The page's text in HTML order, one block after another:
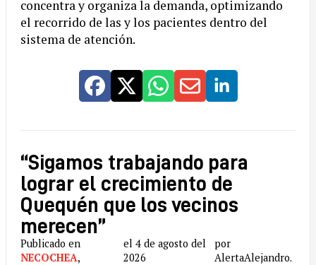
concentra y organiza la demanda, optimizando
el recorrido de las y los pacientes dentro del
sistema de atención.
“Sigamos trabajando para
lograr el crecimiento de
Quequén que los vecinos
merecen”
Publicado en
NECOCHEA,
el 4 de agosto del
2026
por
AlertaAlejandro.